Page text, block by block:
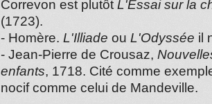
Correvon est plutôt L'Essai sur la
(1723).
- Homère. L'Illiade ou L'Odyssée il
- Jean-Pierre de Crousaz,
enfants, 1718. Cité comme
nocif comme celui de Mandeville.